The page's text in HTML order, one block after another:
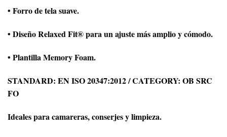
• Forro de tela suave.
• Diseño Relaxed Fit® para un ajuste más amplio y cómodo.
• Plantilla Memory Foam.
STANDARD: EN ISO 20347:2012 / CATEGORY: OB SRC
FO
Ideales para camareras, conserjes y limpieza.